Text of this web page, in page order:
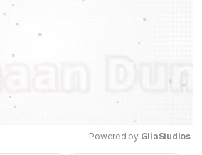
Powered by GliaStudios